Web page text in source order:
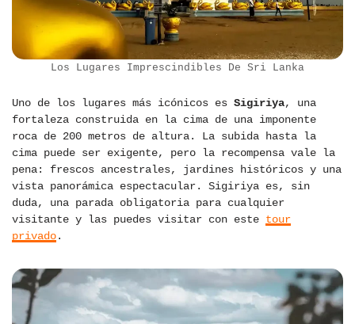
Los Lugares Imprescindibles De Sri Lanka
Uno de los lugares más icónicos es Sigiriya, una
fortaleza construida en la cima de una imponente
roca de 200 metros de altura. La subida hasta la
cima puede ser exigente, pero la recompensa vale la
pena: frescos ancestrales, jardines históricos y una
vista panorámica espectacular. Sigiriya es, sin
duda, una parada obligatoria para cualquier
visitante y las puedes visitar con este tour
privado.